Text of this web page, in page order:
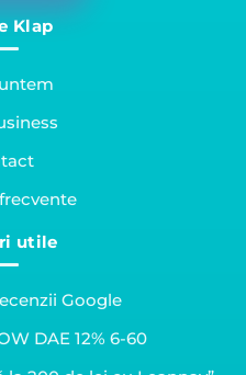
Klap
utile
Google
DAE 12% 6-60